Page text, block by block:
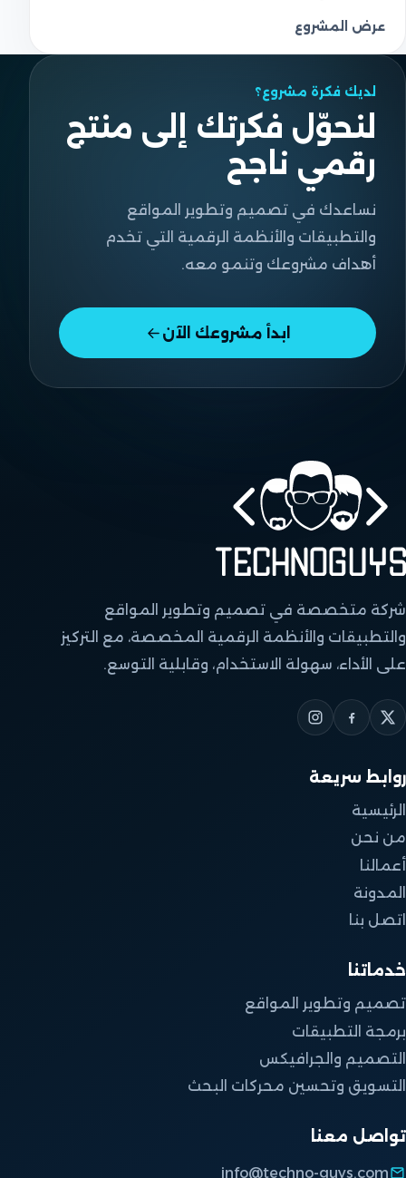
عرض المشروع
لديك فكرة مشروع؟
لنحوّل فكرتك إلى منتج
رقمي ناجح
نساعدك في تصميم وتطوير المواقع
والتطبيقات والأنظمة الرقمية التي تخدم
أهداف مشروعك وتنمو معه.
ابدأ مشروعك الآن
شركة متخصصة في تصميم وتطوير المواقع
والتطبيقات والأنظمة الرقمية المخصصة، مع التركيز
على الأداء، سهولة الاستخدام، وقابلية التوسع.
روابط سريعة
الرئيسية
من نحن
أعمالنا
المدونة
اتصل بنا
خدماتنا
تصميم وتطوير المواقع
برمجة التطبيقات
التصميم والجرافيكس
التسويق وتحسين محركات البحث
تواصل معنا
info@techno-guys.com